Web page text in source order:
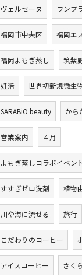
ヴェルセーヌ ワンプ
福岡市中央区 福岡エ
福岡よもぎ蒸し 筑紫
妊活 世界初新規微生
SARABiO beauty から
営業案内 ４月
よもぎ蒸しコラボイベン
すすぎゼロ洗剤 植物
川や海に流せる 旅行
こだわりのコーヒー
アイスコーヒー さく